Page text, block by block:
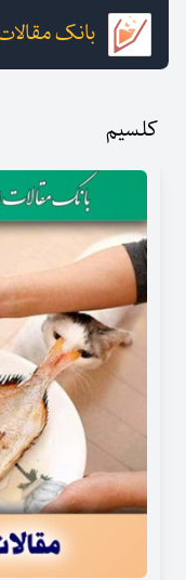
بانک مقالات
کلسیم